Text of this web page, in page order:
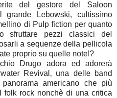
del gestore del Saloon
Lebowski, cultissimo
di Pulp fiction per quanto
sfruttare pezzi classici del
a sequenze della pellicola
proprio su quelle note!?
Drugo adora ed adorerà
Revival, una delle band
americano che più
folk rock nonchè di una critica